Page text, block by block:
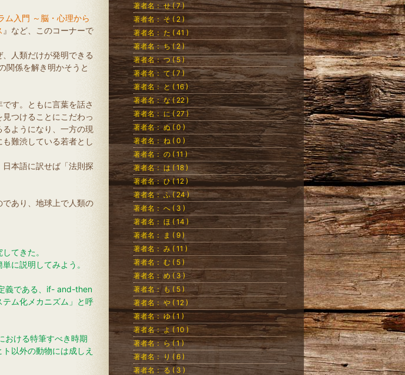
ム入門 ～脳・心理から
』など、このコーナーで
人類だけが発明できる
関係を解き明かそうと
す。ともに言葉を話さ
つけることにこだわっ
ようになり、一方の現
難渋している若者とし
本語に訳せば「法則探
あり、地球上で人類の
てきた。
に説明してみよう。
義である、if- and-then
ム化メカニズム」と呼
おける特筆すべき時期
以外の動物には成しえ
著者名： せ ( 7 )
著者名： そ ( 2 )
著者名： た ( 41 )
著者名： ち ( 2 )
著者名： つ ( 5 )
著者名： て ( 7 )
著者名： と ( 16 )
著者名： な ( 22 )
著者名： に ( 27 )
著者名： ぬ ( 0 )
著者名： ね ( 0 )
著者名： の ( 11 )
著者名： は ( 18 )
著者名： ひ ( 12 )
著者名： ふ ( 24 )
著者名： へ ( 3 )
著者名： ほ ( 14 )
著者名： ま ( 9 )
著者名： み ( 11 )
著者名： む ( 5 )
著者名： め ( 3 )
著者名： も ( 5 )
著者名： や ( 12 )
著者名： ゆ ( 1 )
著者名： よ ( 10 )
著者名： ら ( 1 )
著者名： り ( 6 )
著者名： る ( 3 )